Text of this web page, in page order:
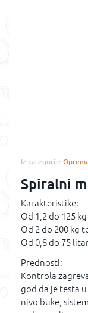
Iz kategorije
Spiralni
Karakteristike:
Od 1,2 do 125
Od 2 do 200 kg
Od 0,8 do 75
Prednosti:
Kontrola
god da je testa
nivo buke,